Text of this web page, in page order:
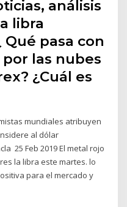
análisis
libra
pasa con
las nubes
¿Cuál es
mundiales atribuyen
al dólar
25 Feb 2019 El metal rojo
la libra este martes. lo
para el mercado y